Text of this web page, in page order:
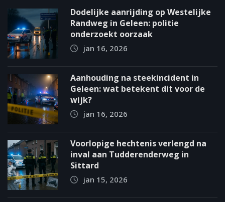
Dodelijke aanrijding op Westelijke
Randweg in Geleen: politie
onderzoekt oorzaak
jan 16, 2026
Aanhouding na steekincident in
Geleen: wat betekent dit voor de
wijk?
jan 16, 2026
Voorlopige hechtenis verlengd na
inval aan Tudderenderweg in
Sittard
jan 15, 2026